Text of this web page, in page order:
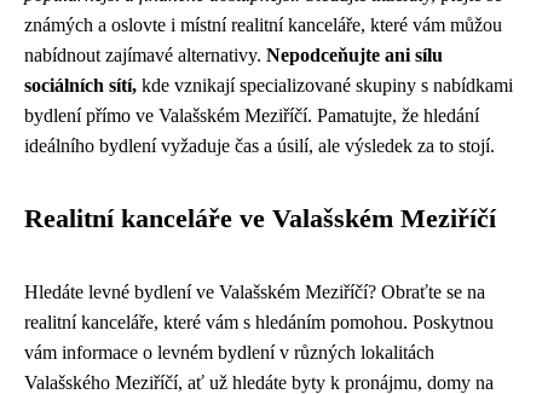
známých a oslovte i místní realitní kanceláře, které vám můžou
nabídnout zajímavé alternativy. Nepodceňujte ani sílu
sociálních sítí, kde vznikají specializované skupiny s nabídkami
bydlení přímo ve Valašském Meziříčí. Pamatujte, že hledání
ideálního bydlení vyžaduje čas a úsilí, ale výsledek za to stojí.
Realitní kanceláře ve Valašském Meziříčí
Hledáte levné bydlení ve Valašském Meziříčí? Obraťte se na
realitní kanceláře, které vám s hledáním pomohou. Poskytnou
vám informace o levném bydlení v různých lokalitách
Valašského Meziříčí, ať už hledáte byty k pronájmu, domy na